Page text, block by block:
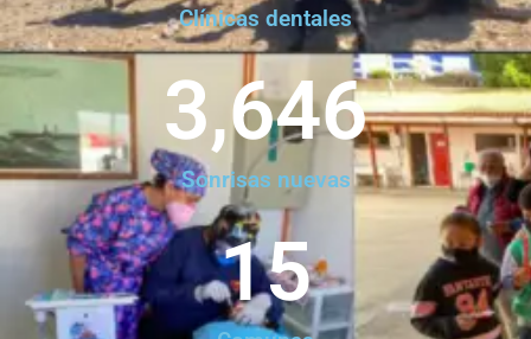
Clínicas dentales
Sonrisas nuevas
3,646
15